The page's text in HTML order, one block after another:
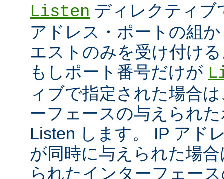
Listen ディレクティブ
アドレス・ポートの組
エストのみを受け付け
もしポート番号だけが
ィブで指定された場合
ーフェースの与えられ
Listen します。 IP アド
が同時に与えられた場
られたインターフェー